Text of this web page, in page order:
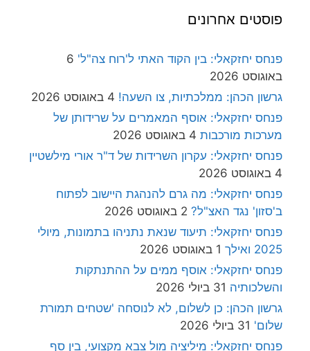
פוסטים אחרונים
פנחס יחזקאלי: בין הקוד האתי ל'רוח צה"ל' 6
באוגוסט 2026
גרשון הכהן: ממלכתיות, צו השעה! 4 באוגוסט 2026
פנחס יחזקאלי: אוסף המאמרים על שרידותן של
מערכות מורכבות 4 באוגוסט 2026
פנחס יחזקאלי: עקרון השרידות של ד"ר אורי מילשטיין
4 באוגוסט 2026
פנחס יחזקאלי: מה גרם להנהגת היישוב לפתוח
ב'סזון' נגד האצ"ל? 2 באוגוסט 2026
פנחס יחזקאלי: תיעוד שנאת נתניהו בתמונות, מיולי
2025 ואילך
1 באוגוסט 2026
פנחס יחזקאלי: אוסף ממים על ההתנתקות
והשלכותיה 31 ביולי 2026
גרשון הכהן: כן לשלום, לא לנוסחה 'שטחים תמורת
שלום' 31 ביולי 2026
פנחס יחזקאלי: מיליציה מול צבא מקצועי, בין סף